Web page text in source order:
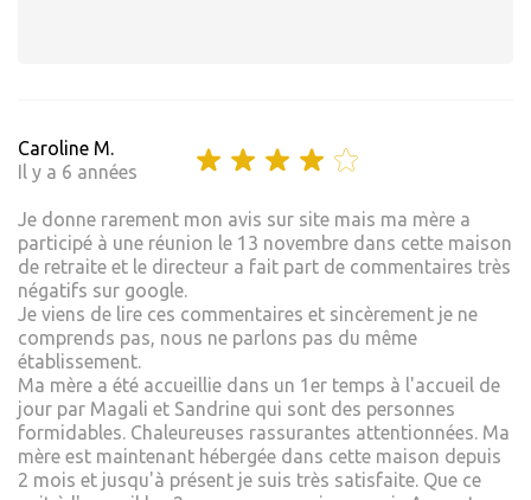
Caroline M.
Il y a 6 années
Je donne rarement mon avis sur site mais ma mère a
participé à une réunion le 13 novembre dans cette maison
de retraite et le directeur a fait part de commentaires très
négatifs sur google.
Je viens de lire ces commentaires et sincèrement je ne
comprends pas, nous ne parlons pas du même
établissement.
Ma mère a été accueillie dans un 1er temps à l'accueil de
jour par Magali et Sandrine qui sont des personnes
formidables. Chaleureuses rassurantes attentionnées. Ma
mère est maintenant hébergée dans cette maison depuis
2 mois et jusqu'à présent je suis très satisfaite. Que ce